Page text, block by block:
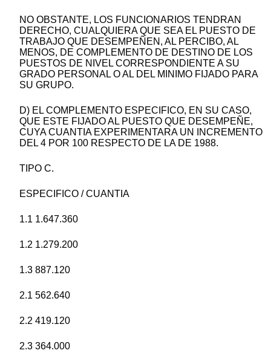
NO OBSTANTE, LOS FUNCIONARIOS TENDRAN
DERECHO, CUALQUIERA QUE SEA EL PUESTO DE
TRABAJO QUE DESEMPEÑEN, AL PERCIBO, AL
MENOS, DE COMPLEMENTO DE DESTINO DE LOS
PUESTOS DE NIVEL CORRESPONDIENTE A SU
GRADO PERSONAL O AL DEL MINIMO FIJADO PARA
SU GRUPO.
D) EL COMPLEMENTO ESPECIFICO, EN SU CASO,
QUE ESTE FIJADO AL PUESTO QUE DESEMPEÑE,
CUYA CUANTIA EXPERIMENTARA UN INCREMENTO
DEL 4 POR 100 RESPECTO DE LA DE 1988.
TIPO C.
ESPECIFICO / CUANTIA
1.1 1.647.360
1.2 1.279.200
1.3 887.120
2.1 562.640
2.2 419.120
2.3 364.000